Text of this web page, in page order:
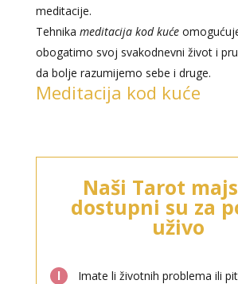
meditacije.
Tehnika meditacija kod kuće
obogatimo svoj svakodnevni život i
da bolje razumijemo sebe i druge.
Meditacija kod kuće
Naši Tarot
dostupni su za
uživo
l Imate li životnih problema ili
Tarot savjetnik je
sudbinske karte,